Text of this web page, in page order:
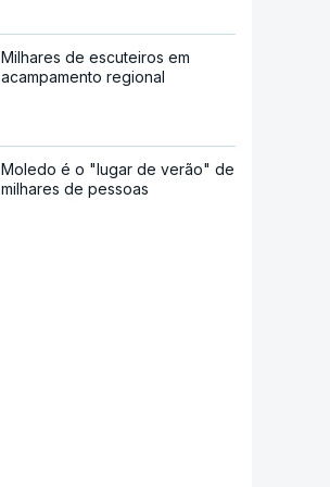
Milhares de escuteiros em
acampamento regional
Moledo é o "lugar de verão" de
milhares de pessoas